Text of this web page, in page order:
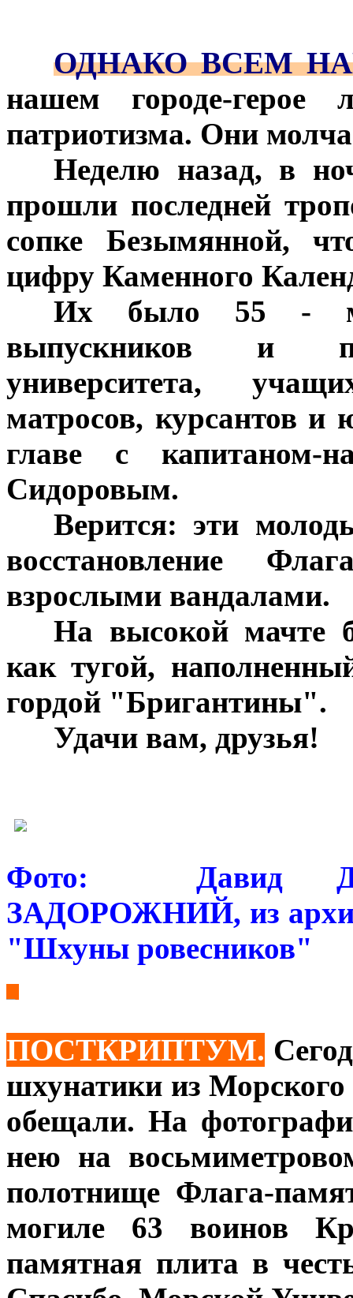
ОДНАКО ВСЕМ
нашем городе-герое
патриотизма. Они
Неделю назад, в
прошли последней
сопке Безымянной,
цифру Каменного
Их было 55 -
выпускников и
университета,
матросов, курсантов
главе с
Сидоровым.
Верится: эти
восстановление
взрослыми вандалами.
На высокой мачте
как тугой,
гордой "Бригантины".
Удачи вам, друзья!
Фото: Давид
ЗАДОРОЖНИЙ, из
"Шхуны ровесников"
***
ПОСТКРИПТУМ.
шхунатики из Морского
обещали. На
нею на
полотнище Флага-
могиле 63 воинов
памятная плита в